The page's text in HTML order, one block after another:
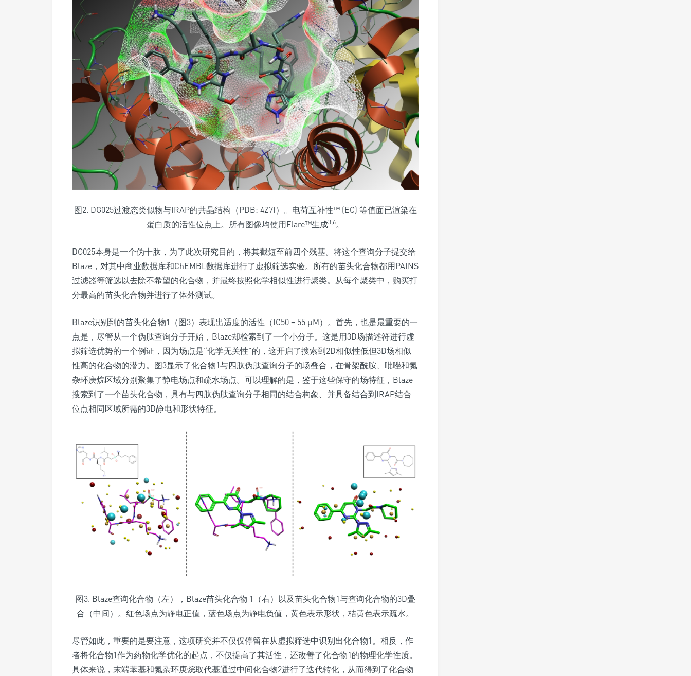
图2. DG025过渡态类似物与IRAP的共晶结构（PDB: 4Z7I）。电荷互补性™ (EC) 等值面已渲染在
蛋白质的活性位点上。所有图像均使用Flare™生成3,6。
DG025本身是一个伪十肽，为了此次研究目的，将其截短至前四个残基。将这个查询分子提交给
Blaze，对其中商业数据库和ChEMBL数据库进行了虚拟筛选实验。所有的苗头化合物都用PAINS
过滤器等筛选以去除不希望的化合物，并最终按照化学相似性进行聚类。从每个聚类中，购买打
分最高的苗头化合物并进行了体外测试。
Blaze识别到的苗头化合物1（图3）表现出适度的活性（IC50 = 55 μM）。首先，也是最重要的一
点是，尽管从一个伪肽查询分子开始，Blaze却检索到了一个小分子。这是用3D场描述符进行虚
拟筛选优势的一个例证，因为场点是“化学无关性”的，这开启了搜索到2D相似性低但3D场相似
性高的化合物的潜力。图3显示了化合物1与四肽伪肽查询分子的场叠合，在骨架酰胺、吡唑和氮
杂环庚烷区域分别聚集了静电场点和疏水场点。可以理解的是，鉴于这些保守的场特征，Blaze
搜索到了一个苗头化合物，具有与四肽伪肽查询分子相同的结合构象、并具备结合到IRAP结合
位点相同区域所需的3D静电和形状特征。
图3. Blaze查询化合物（左），Blaze苗头化合物 1（右）以及苗头化合物1与查询化合物的3D叠
合（中间）。红色场点为静电正值，蓝色场点为静电负值，黄色表示形状，桔黄色表示疏水。
尽管如此，重要的是要注意，这项研究并不仅仅停留在从虚拟筛选中识别出化合物1。相反，作
者将化合物1作为药物化学优化的起点，不仅提高了其活性，还改善了化合物1的物理化学性质。
具体来说，末端苯基和氮杂环庚烷取代基通过中间化合物2进行了迭代转化，从而得到了化合物